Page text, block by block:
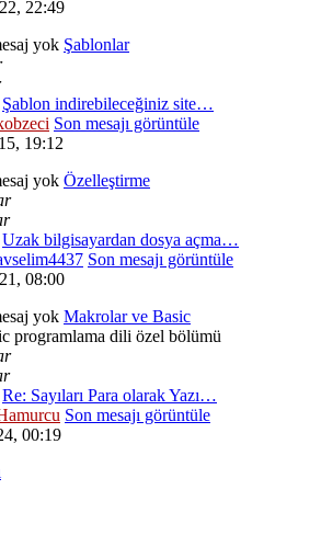
22:49
Şablonlar
Şablon indirebileceğiniz site…
Son mesajı görüntüle
19:12
Özelleştirme
Uzak bilgisayardan dosya açma…
Son mesajı görüntüle
08:00
Makrolar ve Basic
programlama dili özel bölümü
Re: Sayıları Para olarak Yazı…
Son mesajı görüntüle
00:19